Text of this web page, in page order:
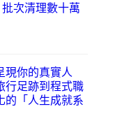
次清理數十萬
現你的真實人
行足跡到程式職
的「人生成就系